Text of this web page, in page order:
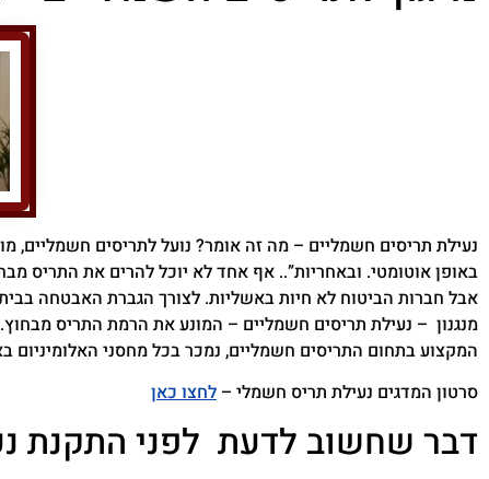
נעילת תריסים חשמליים – מה זה אומר? נועל לתריסים
באופן אוטומטי. ובאחריות”.. אף אחד לא יוכל להרים את התריס
אבל חברות הביטוח לא חיות באשליות. לצורך הגברת האבטחה
מנגנון – נעילת תריסים חשמליים – המונע את הרמת התריס
המקצוע בתחום התריסים חשמליים, נמכר בכל מחסני
סרטון המדגים נעילת תריס חשמלי – לחצו כאן
דבר שחשוב לדעת לפני התקנת